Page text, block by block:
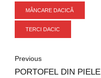
MÂNCARE DACICĂ
TERCI DACIC
Previous
PORTOFEL DIN PIELE